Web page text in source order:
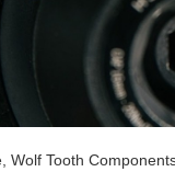
Tooth